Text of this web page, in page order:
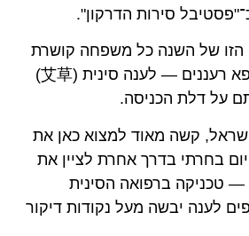
סירות הדרקון".
הזו של השנה כל משפחה קושרת
צרורות של עשבי מרפא רעננים — לענה סינית (艾草)
על דלת הכניסה.
קשה מאוד למצוא כאן את
בחרתי בדרך אחרת לציין את
— טכניקה ברפואה הסינית
לענה יבשה מעל נקודות דיקור